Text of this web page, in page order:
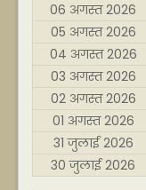
06 अगस्त 2026
05 अगस्त 2026
04 अगस्त 2026
03 अगस्त 2026
02 अगस्त 2026
01 अगस्त 2026
31 जुलाई 2026
30 जुलाई 2026